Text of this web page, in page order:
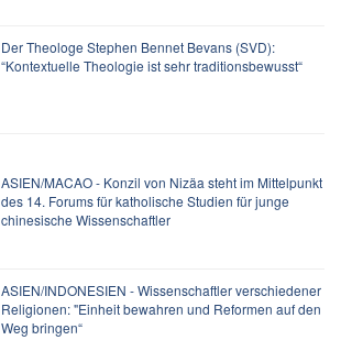
Der Theologe Stephen Bennet Bevans (SVD):
“Kontextuelle Theologie ist sehr traditionsbewusst“
ASIEN/MACAO - Konzil von Nizäa steht im Mittelpunkt
des 14. Forums für katholische Studien für junge
chinesische Wissenschaftler
ASIEN/INDONESIEN - Wissenschaftler verschiedener
Religionen: "Einheit bewahren und Reformen auf den
Weg bringen“